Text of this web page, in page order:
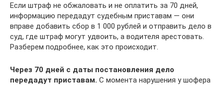
Если штраф не обжаловать и не оплатить за 70 дней,
информацию передадут судебным приставам — они
вправе добавить сбор в 1 000 рублей и отправить дело в
суд, где штраф могут удвоить, а водителя арестовать.
Разберем подробнее, как это происходит.
Через 70 дней с даты постановления дело
передадут приставам. С момента нарушения у шофера